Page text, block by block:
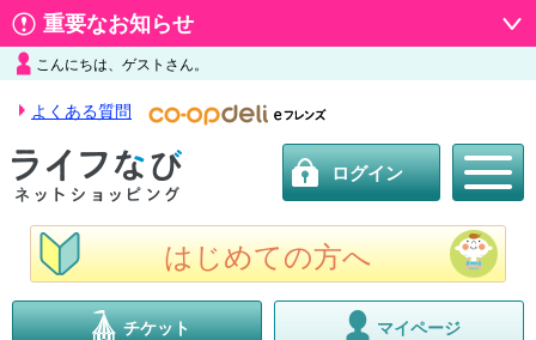
重要なお知らせ
こんにちは、ゲストさん。
よくある質問
ログイン
はじめての方へ
チケット マイページ